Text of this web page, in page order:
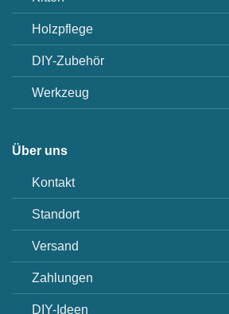
Holzpflege
DIY-Zubehör
Werkzeug
Über uns
Kontakt
Standort
Versand
Zahlungen
DIY-Ideen